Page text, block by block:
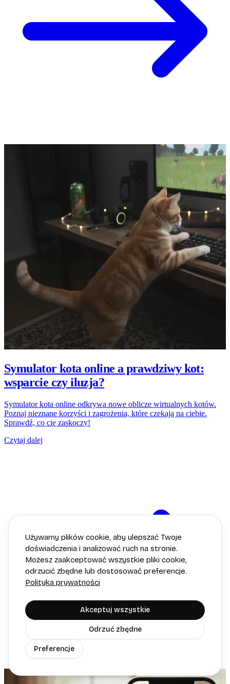
Używamy plików cookie, aby ulepszać Twoje
doświadczenia i analizować ruch na stronie.
Możesz zaakceptować wszystkie pliki cookie,
odrzucić zbędne lub dostosować preferencje.
Polityka prywatności
Akceptuj wszystkie
Odrzuć zbędne
Preferencje
Symulator kota online a prawdziwy kot:
wsparcie czy iluzja?
Symulator kota online odkrywa nowe oblicze wirtualnych kotów.
Poznaj nieznane korzyści i zagrożenia, które czekają na ciebie.
Sprawdź, co cię zaskoczy!
Czytaj dalej